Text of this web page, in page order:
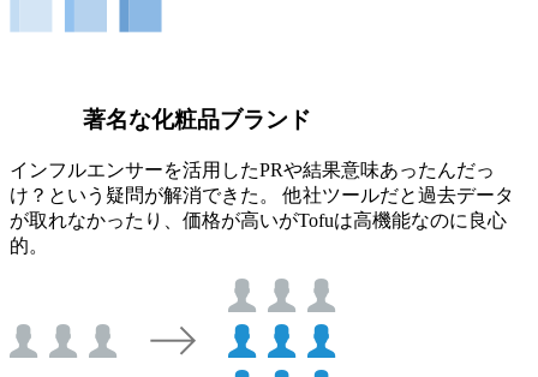
著名な化粧品ブランド
インフルエンサーを活用したPRや結果意味あったんだっ
け？という疑問が解消できた。 他社ツールだと過去データ
が取れなかったり、価格が高いがTofuは高機能なのに良心
的。